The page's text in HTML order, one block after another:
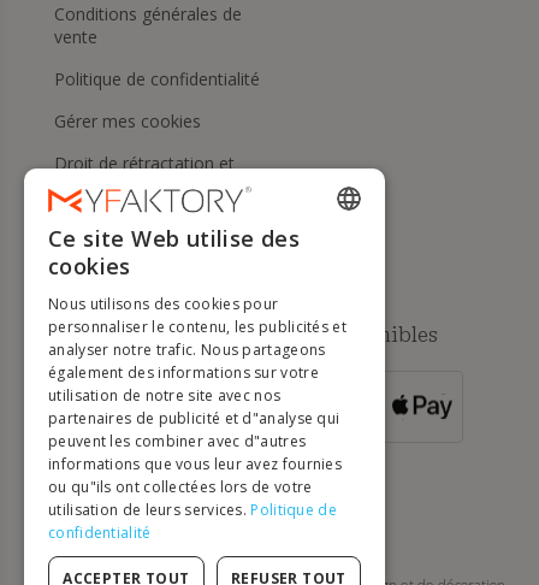
Conditions générales de
vente
Politique de confidentialité
Gérer mes cookies
Droit de rétractation et
retours
Aide
Méthodes de paiement disponibles
POUR LES
COMMANDES
SUPÉRIEURES À
ENGLISH
DUTCH
GERMAN
PORTUGUESE
SPANISH
Ce site Web utilise des
cookies
Nous utilisons des cookies pour
personnaliser le contenu, les publicités et
analyser notre trafic. Nous partageons
également des informations sur votre
utilisation de notre site avec nos
partenaires de publicité et d"analyse qui
peuvent les combiner avec d"autres
informations que vous leur avez fournies
ou qu"ils ont collectées lors de votre
utilisation de leurs services. Politique de
confidentialité
ACCEPTER TOUT REFUSER TOUT